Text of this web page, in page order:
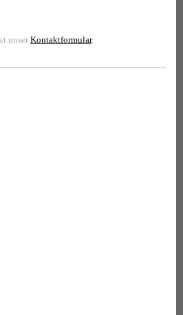
unser Kontaktformular.